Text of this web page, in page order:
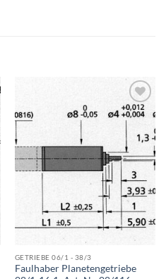
AUF DIE
GETRIEBE 06/1 - 38/3
Faulhaber Planetengetriebe